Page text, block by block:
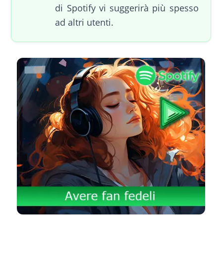
di Spotify vi suggerirà più spesso
ad altri utenti.